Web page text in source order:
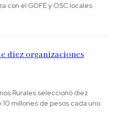
con el GDFE y OSC locales
diez organizaciones
Rurales seleccionó diez
millones de pesos cada uno